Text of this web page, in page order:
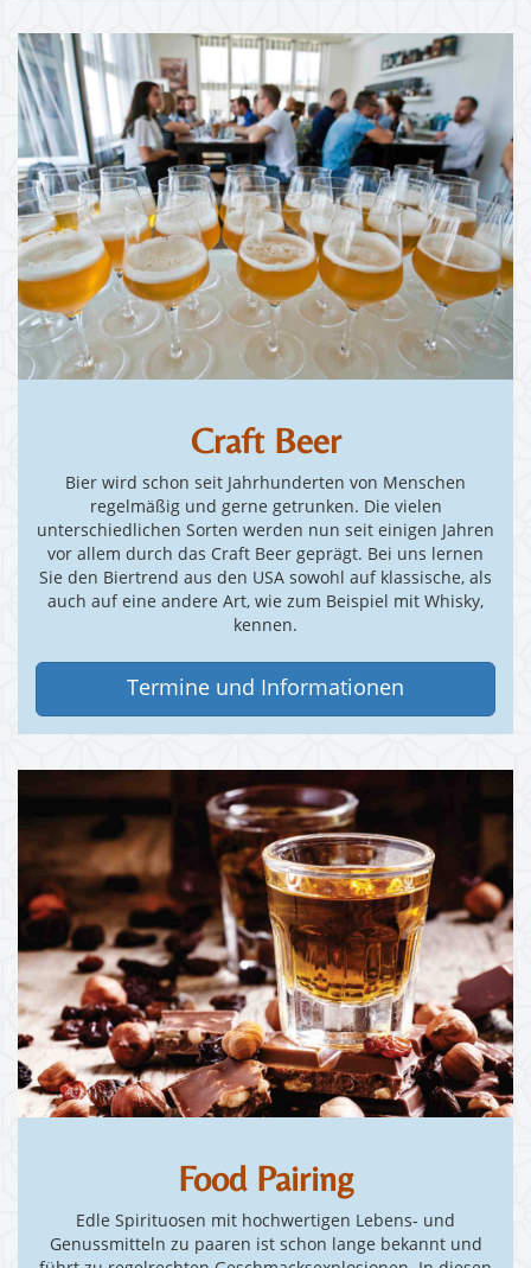
Craft Beer
Bier wird schon seit Jahrhunderten von Menschen
regelmäßig und gerne getrunken. Die vielen
unterschiedlichen Sorten werden nun seit einigen Jahren
vor allem durch das Craft Beer geprägt. Bei uns lernen
Sie den Biertrend aus den USA sowohl auf klassische, als
auch auf eine andere Art, wie zum Beispiel mit Whisky,
kennen.
Termine und Informationen
Food Pairing
Edle Spirituosen mit hochwertigen Lebens- und
Genussmitteln zu paaren ist schon lange bekannt und